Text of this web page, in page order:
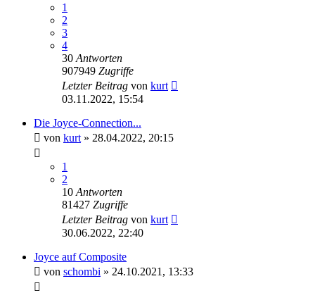
1
2
3
4
30 Antworten
907949 Zugriffe
Letzter Beitrag von kurt
03.11.2022, 15:54
Die Joyce-Connection...
von kurt » 28.04.2022, 20:15
1
2
10 Antworten
81427 Zugriffe
Letzter Beitrag von kurt
30.06.2022, 22:40
Joyce auf Composite
von schombi » 24.10.2021, 13:33